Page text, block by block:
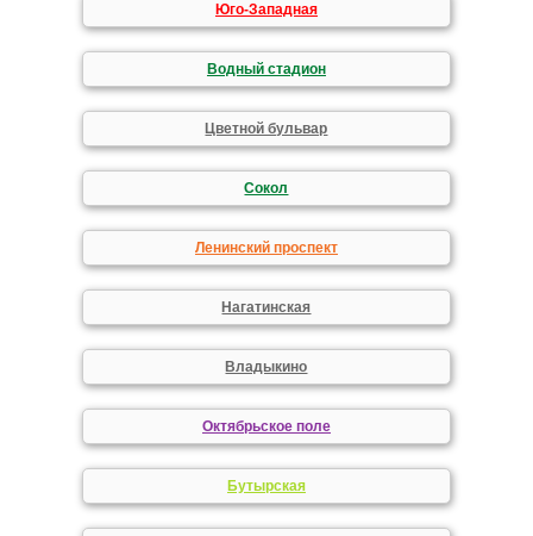
Юго-Западная
Водный стадион
Цветной бульвар
Сокол
Ленинский проспект
Нагатинская
Владыкино
Октябрьское поле
Бутырская